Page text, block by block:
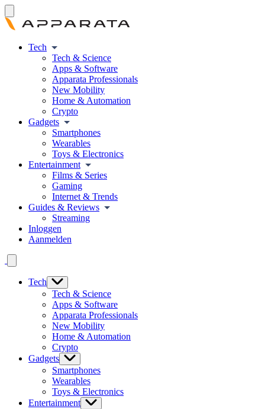
Tech
Tech & Science
Apps & Software
Apparata Professionals
New Mobility
Home & Automation
Crypto
Gadgets
Smartphones
Wearables
Toys & Electronics
Entertainment
Films & Series
Gaming
Internet & Trends
Guides & Reviews
Streaming
Inloggen
Aanmelden
Tech
Tech & Science
Apps & Software
Apparata Professionals
New Mobility
Home & Automation
Crypto
Gadgets
Smartphones
Wearables
Toys & Electronics
Entertainment